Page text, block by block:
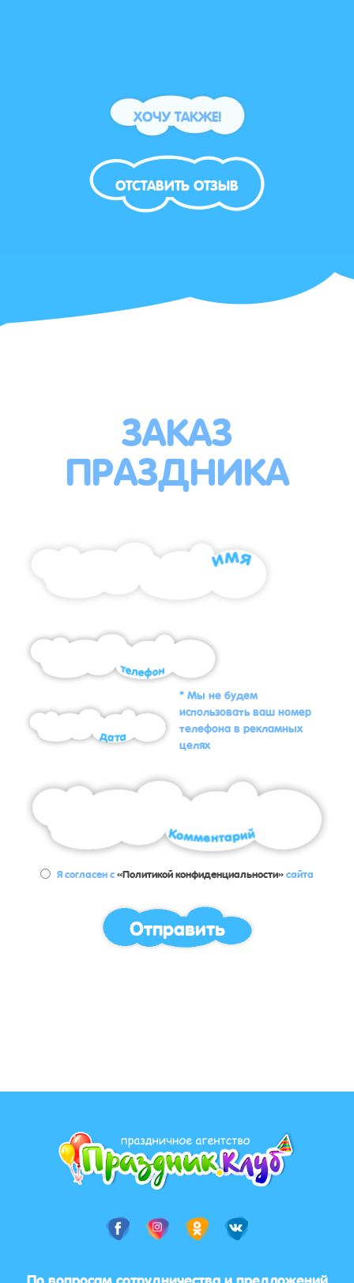
ХОЧУ ТАКЖЕ!
ОТСТАВИТЬ ОТЗЫВ
ЗАКАЗ
ПРАЗДНИКА
* Мы не будем
использовать ваш номер
телефона в рекламных
целях
Я согласен с«Политикой конфиденциальности»сайта
Отправить